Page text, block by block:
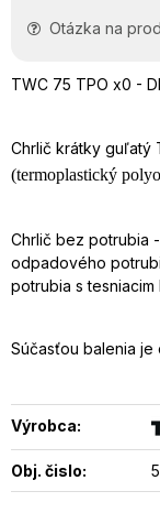
Otázka na
TWC 75 TPO x0 -
Chrlič krátky guľatý
(termoplastický
Chrlič bez potrubia
odpadového
potrubia s tesniacim
Súčasťou balenia je
Výrobca:
Obj. čislo: